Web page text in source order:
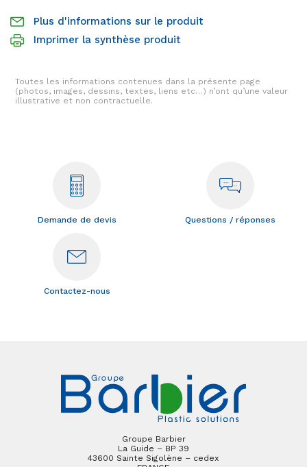
Plus d'informations sur le produit
Imprimer la synthèse produit
Toutes les informations contenues dans la présente page
(photos, images, dessins, textes, liens etc…) n’ont qu’une valeur
illustrative et non contractuelle.
Demande de devis Questions / réponses
Contactez-nous
Groupe Barbier
La Guide – BP 39
43600 Sainte Sigolène – cedex